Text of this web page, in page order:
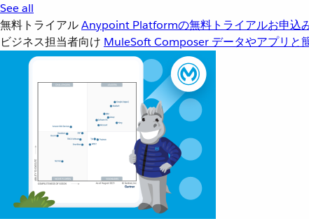
See all
無料トライアルAnypoint Platformの無料トライアルお申込
ビジネス担当者向け MuleSoft Composer データやアプリと